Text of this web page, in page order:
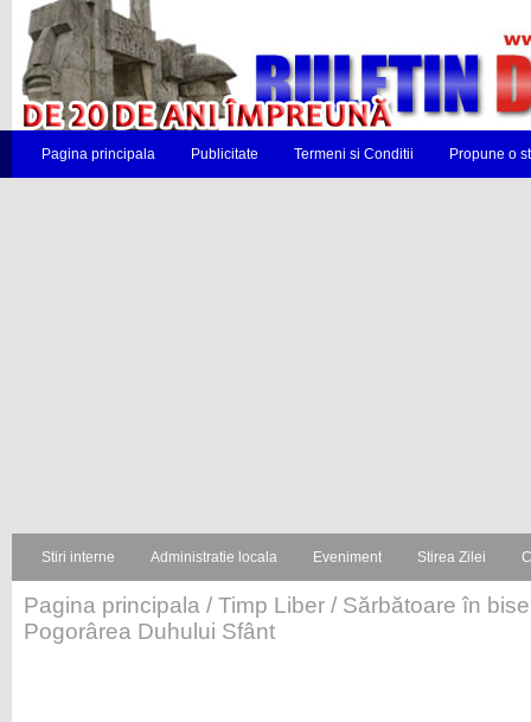
Pagina principala Publicitate Termeni si Conditii Propune o
Stiri interne Administratie locala Eveniment Stirea Zilei
Pagina principala / Timp Liber / Sărbătoare în
Pogorârea Duhului Sfânt